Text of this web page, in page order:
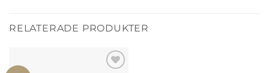
RELATERADE PRODUKTER